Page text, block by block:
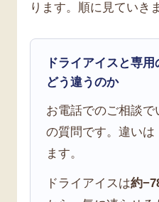
ります。順に見ていき
ドライアイスと専
どう違うのか
お電話でのご相談で
の質問です。違いは
ます。
ドライアイスは約